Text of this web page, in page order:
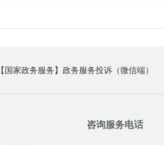
【国家政务服务】政务服务投诉（微信端）
咨询服务电话